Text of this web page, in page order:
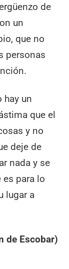
de
un
que no
personas
hay un
que el
y no
deje de
nada y se
para lo
lugar a
de Escobar)